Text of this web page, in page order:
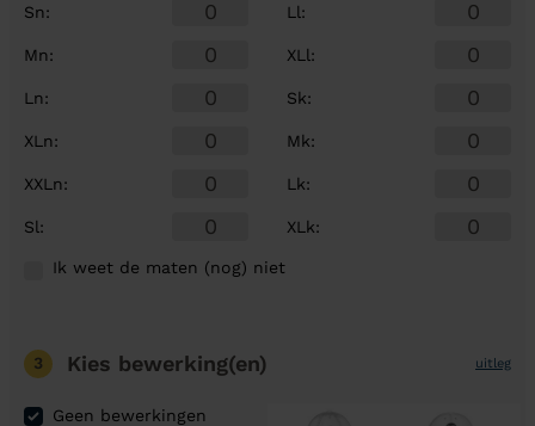
Sn:
Mn:
Ln:
XLn:
XXLn:
Sl:
Ll:
XLl:
Sk:
Mk:
Lk:
XLk:
Ik weet de maten (nog) niet
3 Kies bewerking(en) uitleg
Geen bewerkingen